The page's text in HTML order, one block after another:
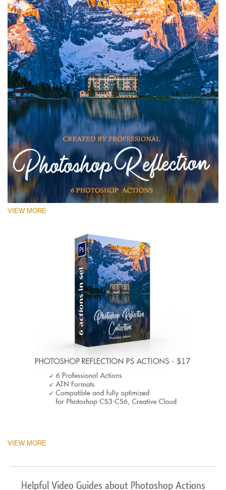
VIEW MORE
VIEW MORE
Helpful Video Guides about Photoshop Actions